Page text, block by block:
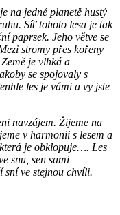
na jedné planetě hustý
Síť tohoto lesa je tak
paprsek. Jeho větve se
stromy přes kořeny
je vlhká a
se spojovaly s
les je vámi a vy jste
navzájem. Žijeme na
v harmonii s lesem a
je obklopuje…. Les
snu, sen sami
sní ve stejnou chvíli.